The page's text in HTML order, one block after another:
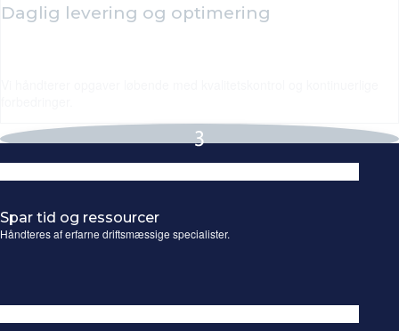
Daglig levering og optimering
Spar tid og ressourcer
Håndteres af erfarne driftsmæssige specialister.